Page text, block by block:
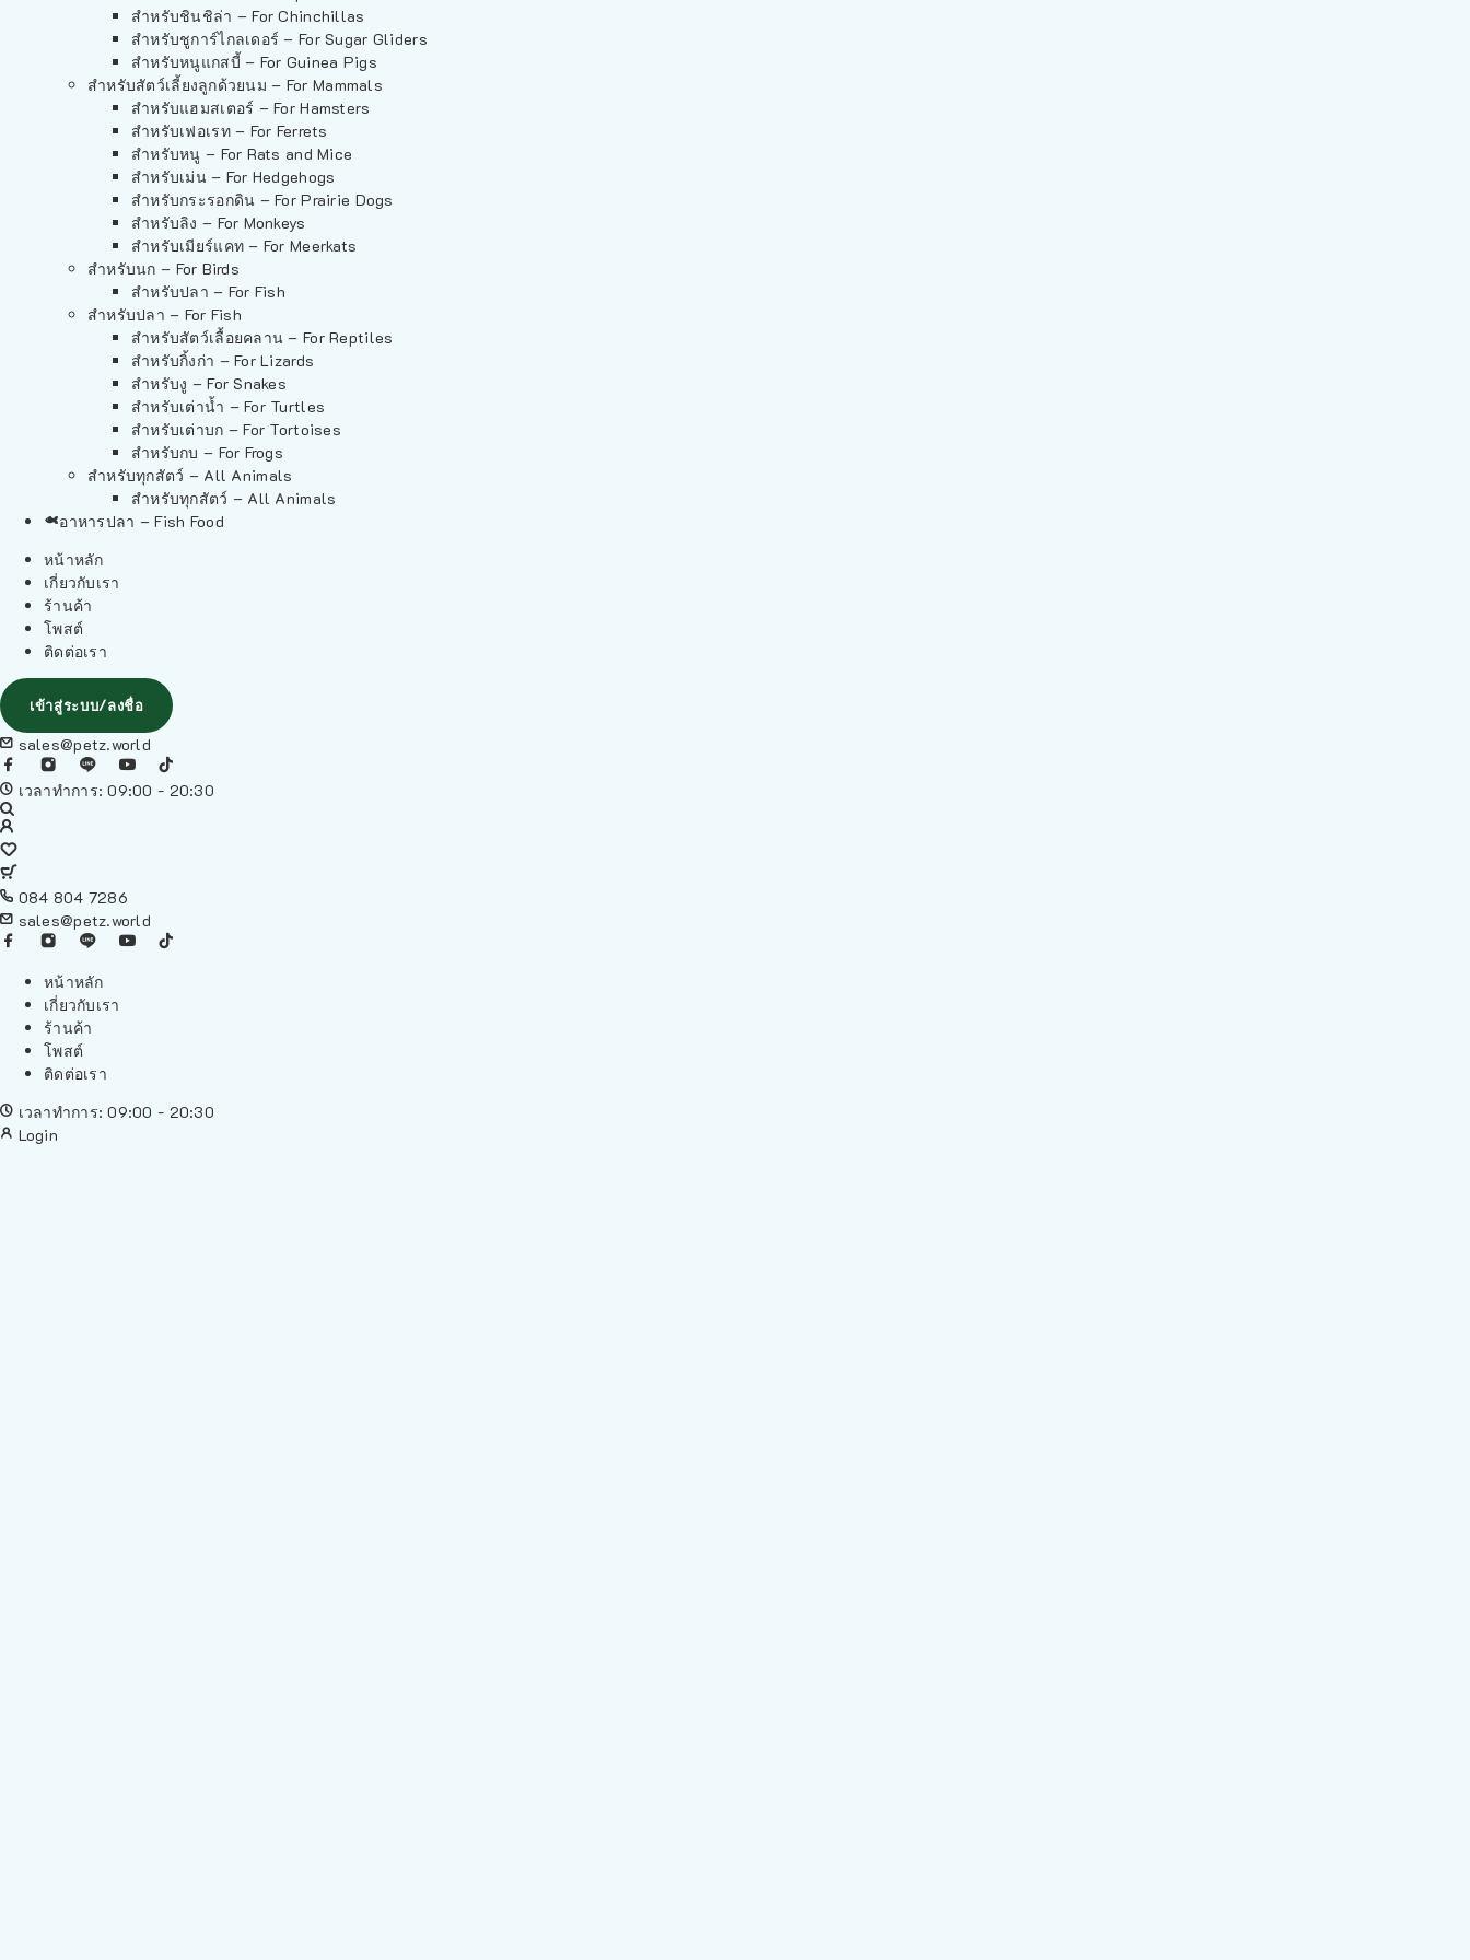
สำหรับชินชิล่า – For Chinchillas
สำหรับชูการ์ไกลเดอร์ – For Sugar Gliders
สำหรับหนูแกสบี้ – For Guinea Pigs
สำหรับสัตว์เลี้ยงลูกด้วยนม – For Mammals
สำหรับแฮมสเตอร์ – For Hamsters
สำหรับเฟอเรท – For Ferrets
สำหรับหนู – For Rats and Mice
สำหรับเม่น – For Hedgehogs
สำหรับกระรอกดิน – For Prairie Dogs
สำหรับลิง – For Monkeys
สำหรับเมียร์แคท – For Meerkats
สำหรับนก – For Birds
สำหรับปลา – For Fish
สำหรับปลา – For Fish
สำหรับสัตว์เลื้อยคลาน – For Reptiles
สำหรับกิ้งก่า – For Lizards
สำหรับงู – For Snakes
สำหรับเต่าน้ำ – For Turtles
สำหรับเต่าบก – For Tortoises
สำหรับกบ – For Frogs
สำหรับทุกสัตว์ – All Animals
สำหรับทุกสัตว์ – All Animals
อาหารปลา – Fish Food
หน้าหลัก
เกี่ยวกับเรา
ร้านค้า
โพสต์
ติดต่อเรา
เข้าสู่ระบบ/ลงชื่อ
sales@petz.world
เวลาทำการ: 09:00 - 20:30
084 804 7286
sales@petz.world
หน้าหลัก
เกี่ยวกับเรา
ร้านค้า
โพสต์
ติดต่อเรา
เวลาทำการ: 09:00 - 20:30
Login